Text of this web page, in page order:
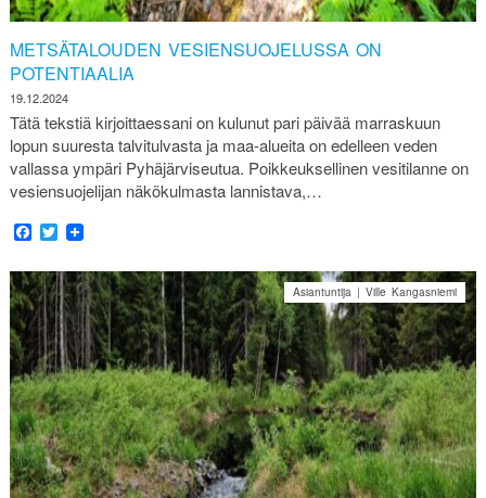
METSÄTALOUDEN VESIENSUOJELUSSA ON
POTENTIAALIA
19.12.2024
Tätä tekstiä kirjoittaessani on kulunut pari päivää marraskuun
lopun suuresta talvitulvasta ja maa-alueita on edelleen veden
vallassa ympäri Pyhäjärviseutua. Poikkeuksellinen vesitilanne on
vesiensuojelijan näkökulmasta lannistava,…
Facebook
Twitter
Asiantuntija | Ville Kangasniemi